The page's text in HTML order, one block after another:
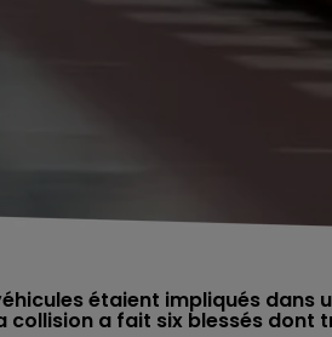
étaient impliqués
collision a fait six blessés dont